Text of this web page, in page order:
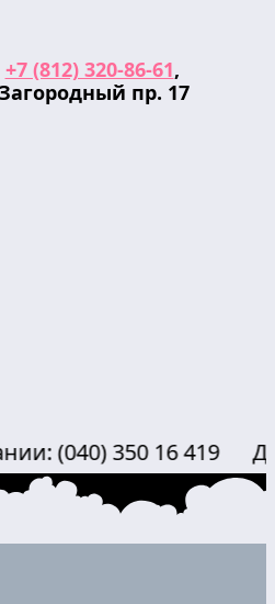
+7 (812) 320-86-61,
пр. 17
350 16 419 Для